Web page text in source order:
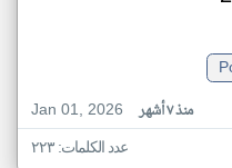
Jan 01, 2026
منذ ٧ أشهر
عدد الكلمات: ٢٢٣